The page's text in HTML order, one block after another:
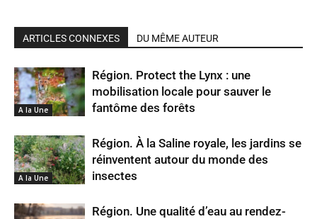
ARTICLES CONNEXES DU MÊME AUTEUR
A la Une
Région. Protect the Lynx : une
mobilisation locale pour sauver le
fantôme des forêts
A la Une
Région. À la Saline royale, les jardins se
réinventent autour du monde des
insectes
Région. Une qualité d’eau au rendez-